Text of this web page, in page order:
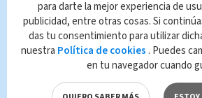
El costo se
necesidades orales
individuo. Para
económicamente
para darte la mejor experiencia de
publicidad, entre otras cosas. Si
das tu consentimiento para utilizar
nuestra Política de cookies . Puedes
en tu navegador cuando